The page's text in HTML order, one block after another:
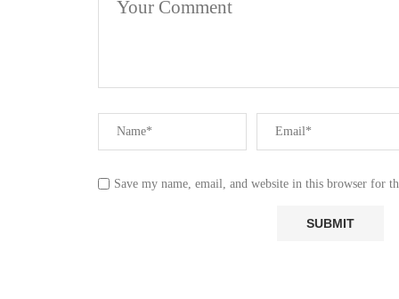
Save my name, email, and website in this browser for